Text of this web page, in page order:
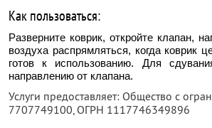
Как пользоваться:
Разверните коврик, откройте клапан,
воздуха распрямляться, когда коврик
готов к использованию. Для
направлению от клапана.
Услуги предоставляет: Общество с
7707749100, ОГРН 1117746349896